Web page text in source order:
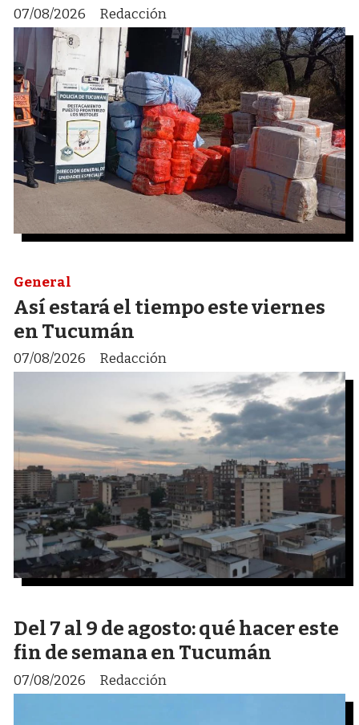
Redacción
07/08/2026
Así estará el tiempo este viernes
en Tucumán
Redacción
General
07/08/2026
Del 7 al 9 de agosto: qué hacer este
fin de semana en Tucumán
Redacción
07/08/2026